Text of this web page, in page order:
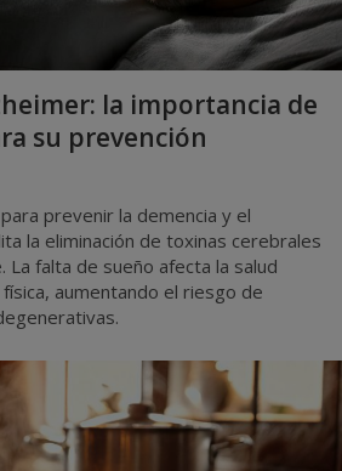
la importancia de
su prevención
prevenir la demencia y el
la eliminación de toxinas cerebrales
La falta de sueño afecta la salud
aumentando el riesgo de